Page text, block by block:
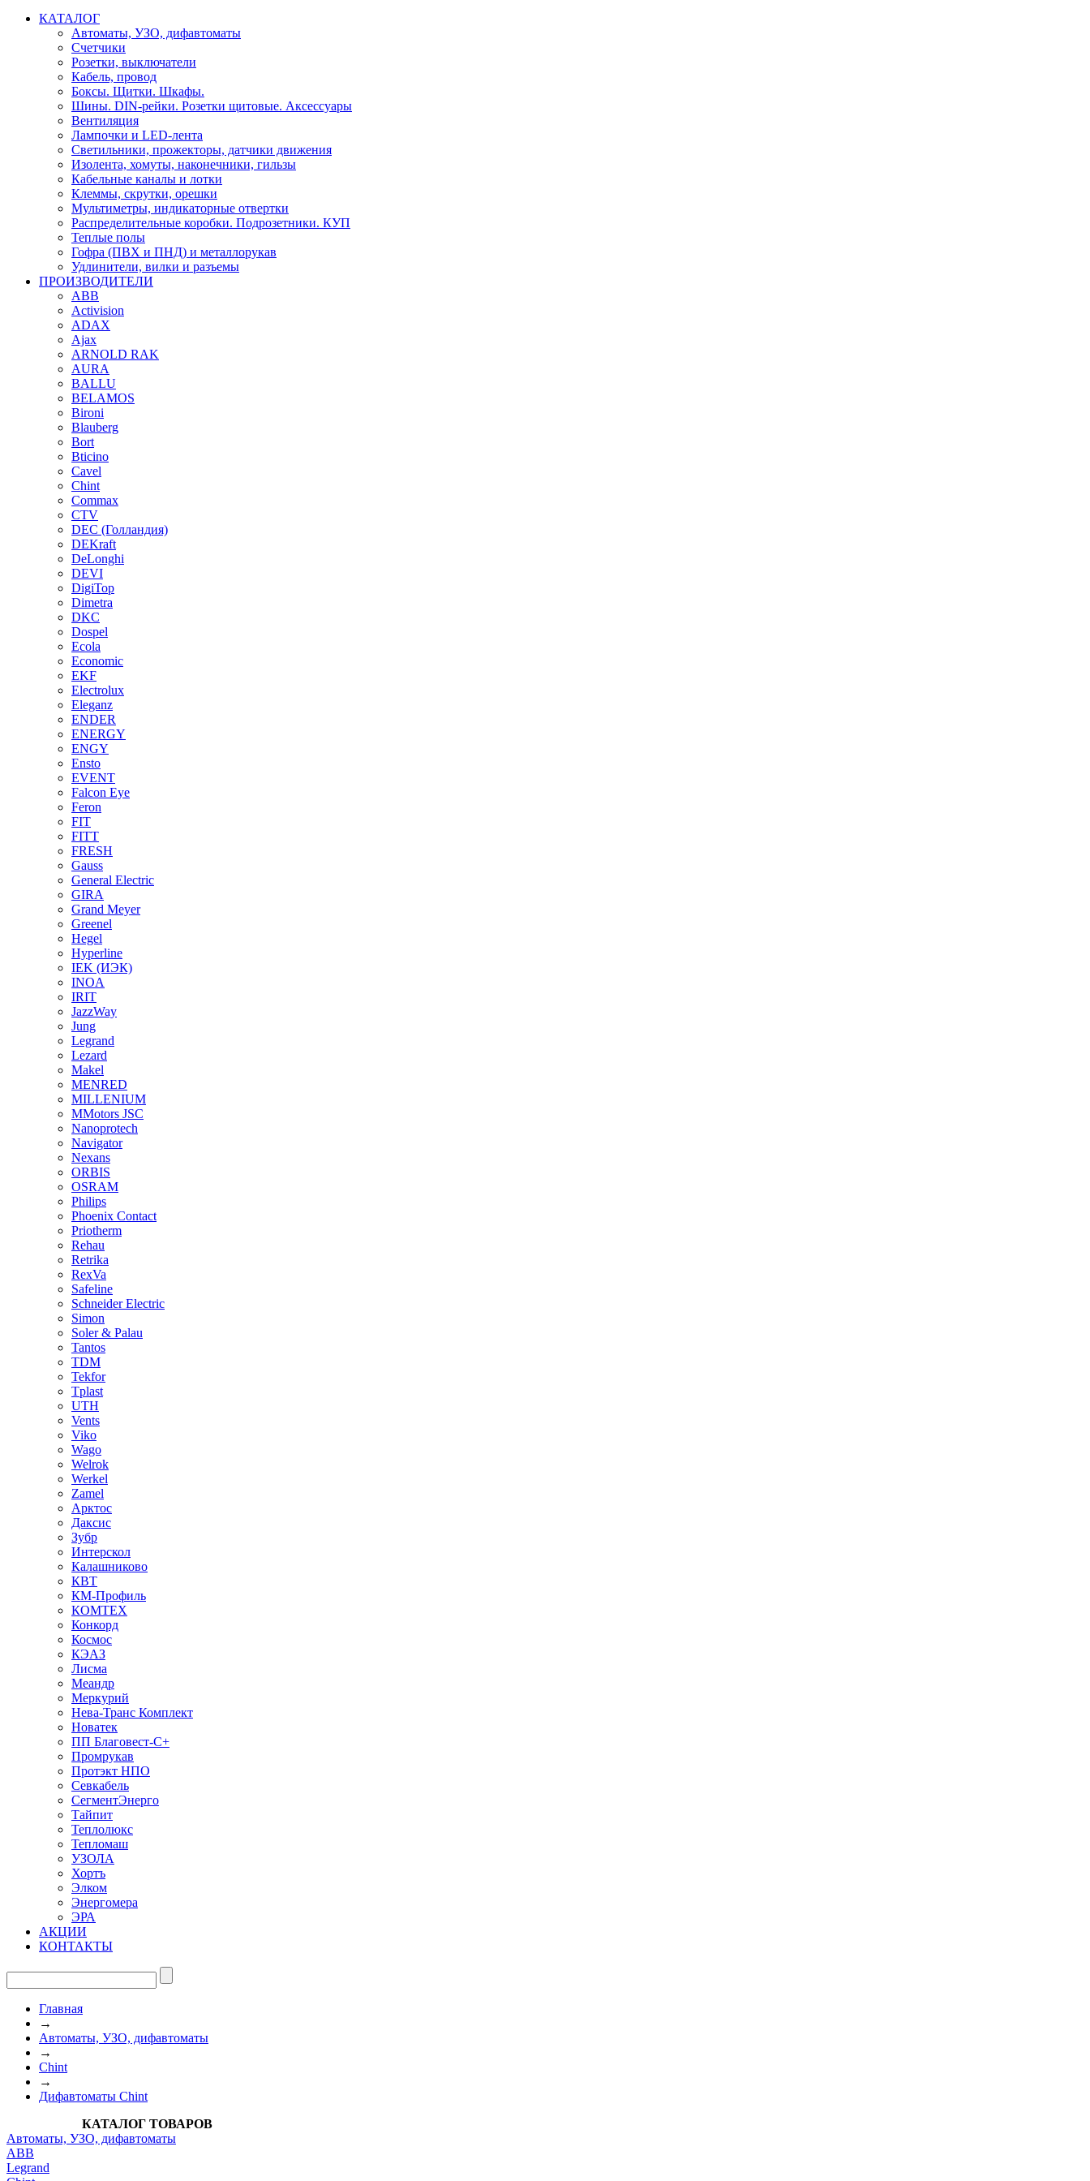
КАТАЛОГ
Автоматы, УЗО, дифавтоматы
Счетчики
Розетки, выключатели
Кабель, провод
Боксы. Щитки. Шкафы.
Шины. DIN-рейки. Розетки щитовые. Аксессуары
Вентиляция
Лампочки и LED-лента
Светильники, прожекторы, датчики движения
Изолента, хомуты, наконечники, гильзы
Кабельные каналы и лотки
Клеммы, скрутки, орешки
Мультиметры, индикаторные отвертки
Распределительные коробки. Подрозетники. КУП
Теплые полы
Гофра (ПВХ и ПНД) и металлорукав
Удлинители, вилки и разъемы
ПРОИЗВОДИТЕЛИ
ABB
Activision
ADAX
Ajax
ARNOLD RAK
AURA
BALLU
BELAMOS
Bironi
Blauberg
Bort
Bticino
Cavel
Chint
Commax
CTV
DEC (Голландия)
DEKraft
DeLonghi
DEVI
DigiTop
Dimetra
DKC
Dospel
Ecola
Economic
EKF
Electrolux
Eleganz
ENDER
ENERGY
ENGY
Ensto
EVENT
Falcon Eye
Feron
FIT
FITT
FRESH
Gauss
General Electric
GIRA
Grand Meyer
Greenel
Hegel
Hyperline
IEK (ИЭК)
INOA
IRIT
JazzWay
Jung
Legrand
Lezard
Makel
MENRED
MILLENIUM
MMotors JSC
Nanoprotech
Navigator
Nexans
ORBIS
OSRAM
Philips
Phoenix Contact
Priotherm
Rehau
Retrika
RexVa
Safeline
Schneider Electric
Simon
Soler & Palau
Tantos
TDM
Tekfor
Tplast
UTH
Vents
Viko
Wago
Welrok
Werkel
Zamel
Арктос
Даксис
Зубр
Интерскол
Калашниково
КВТ
КМ-Профиль
КОМТЕХ
Конкорд
Космос
КЭАЗ
Лисма
Меандр
Меркурий
Нева-Транс Комплект
Новатек
ПП Благовест-С+
Промрукав
Протэкт НПО
Севкабель
СегментЭнерго
Тайпит
Теплолюкс
Тепломаш
УЗОЛА
Хортъ
Элком
Энергомера
ЭРА
АКЦИИ
КОНТАКТЫ
Главная
→
Автоматы, УЗО, дифавтоматы
→
Chint
→
Дифавтоматы Chint
КАТАЛОГ ТОВАРОВ
Автоматы, УЗО, дифавтоматы
АВВ
Legrand